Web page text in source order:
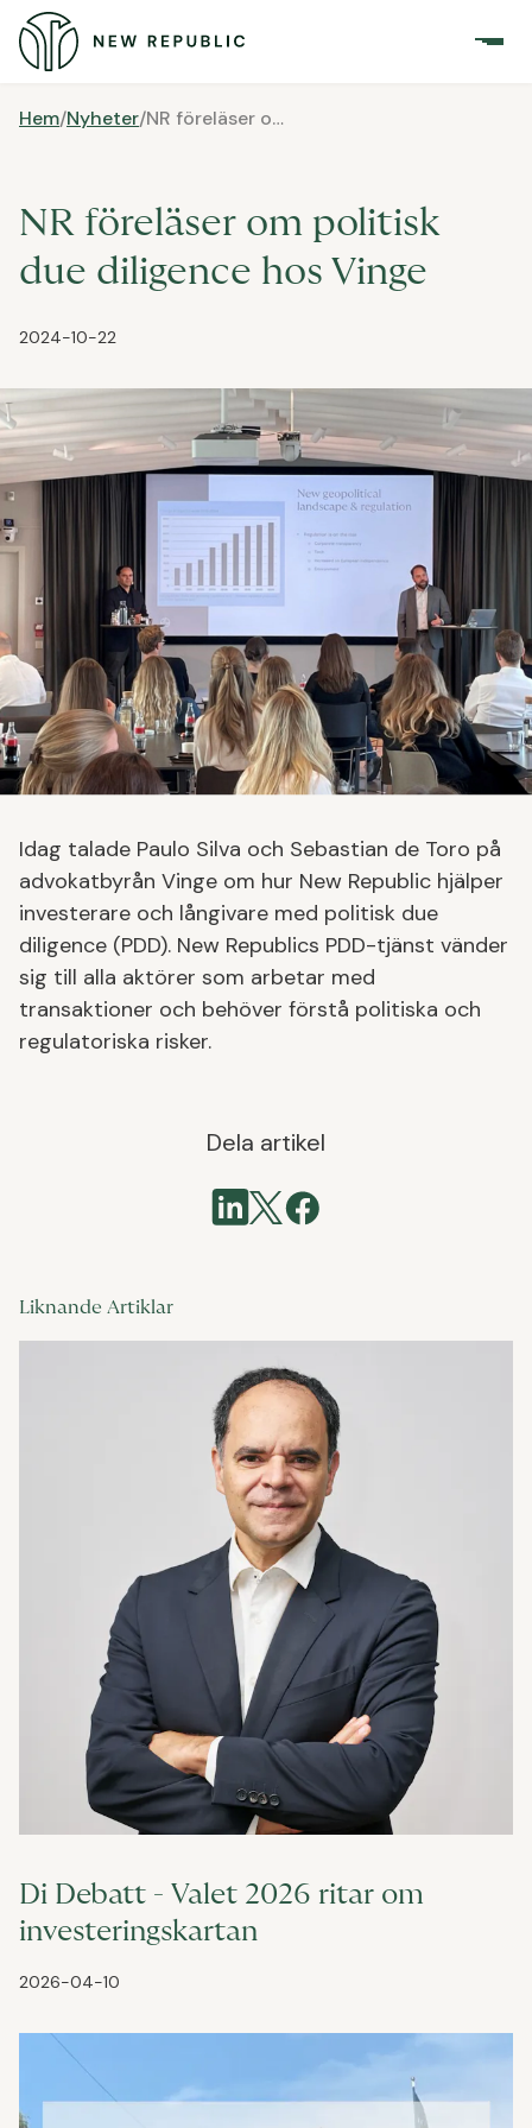
Hem/Nyheter/ NR föreläser om politisk due diligence hos Vinge
NR föreläser om politisk
due diligence hos Vinge
2024-10-22
Idag talade Paulo Silva och Sebastian de Toro på
advokatbyrån Vinge om hur New Republic hjälper
investerare och långivare med politisk due
diligence (PDD). New Republics PDD-tjänst vänder
sig till alla aktörer som arbetar med
transaktioner och behöver förstå politiska och
regulatoriska risker.
Dela artikel
Liknande Artiklar
Di Debatt - Valet 2026 ritar om
investeringskartan
2026-04-10